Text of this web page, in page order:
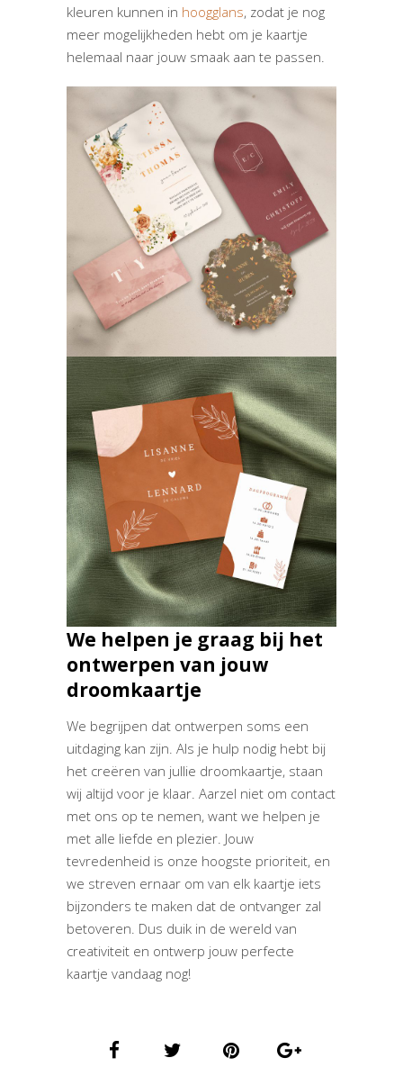
kleuren kunnen in hoogglans, zodat je nog
meer mogelijkheden hebt om je kaartje
helemaal naar jouw smaak aan te passen.
We helpen je graag bij het
ontwerpen van jouw
droomkaartje
We begrijpen dat ontwerpen soms een
uitdaging kan zijn. Als je hulp nodig hebt bij
het creëren van jullie droomkaartje, staan
wij altijd voor je klaar. Aarzel niet om contact
met ons op te nemen, want we helpen je
met alle liefde en plezier. Jouw
tevredenheid is onze hoogste prioriteit, en
we streven ernaar om van elk kaartje iets
bijzonders te maken dat de ontvanger zal
betoveren. Dus duik in de wereld van
creativiteit en ontwerp jouw perfecte
kaartje vandaag nog!